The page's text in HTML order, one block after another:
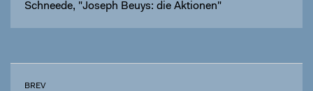
Schneede, "Joseph Beuys: die Aktionen"
BREV